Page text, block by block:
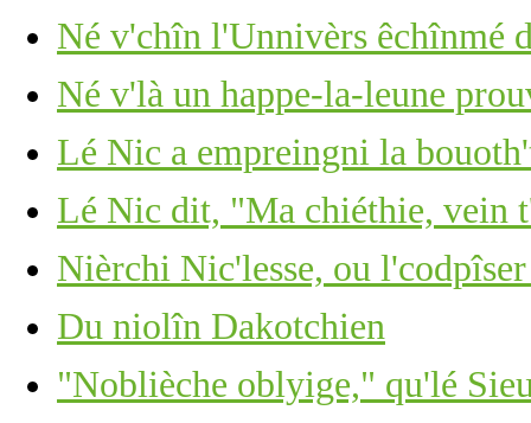
Né v'chîn l'Unnivèrs êchînmé
Né v'là un happe-la-leune
Lé Nic a empreingni la
Lé Nic dit, "Ma chiéthie, vein
Nièrchi Nic'lesse, ou l'codpîser
Du niolîn Dakotchien
"Noblièche oblyige," qu'lé